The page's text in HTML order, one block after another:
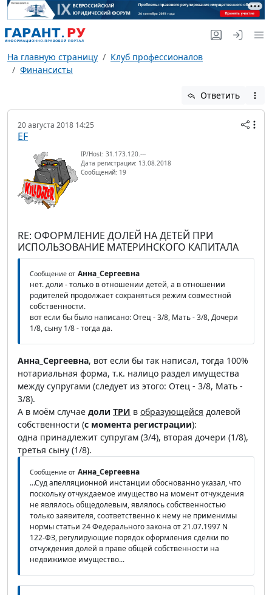
На главную страницу
Клуб профессионалов
Финансисты
Ответить
20 августа 2018 14:25
EF
IP/Host: 31.173.120.---
Дата регистрации: 13.08.2018
Сообщений: 19
RE: ОФОРМЛЕНИЕ ДОЛЕЙ НА ДЕТЕЙ ПРИ
ИСПОЛЬЗОВАНИЕ МАТЕРИНСКОГО КАПИТАЛА
Сообщение от Анна_Сергеевна
нет. доли - только в отношении детей, а в отношении
родителей продолжает сохраняться режим совместной
собственности.
вот если бы было написано: Отец - 3/8, Мать - 3/8, Дочери
1/8, сыну 1/8 - тогда да.
Анна_Сергеевна, вот если бы так написал, тогда 100%
нотариальная форма, т.к. налицо раздел имущества
между супругами (следует из этого: Отец - 3/8, Мать -
3/8).
А в моём случае доли ТРИ в образующейся долевой
собственности (с момента регистрации):
одна принадлежит супругам (3/4), вторая дочери (1/8),
третья сыну (1/8).
Сообщение от Анна_Сергеевна
...Суд апелляционной инстанции обоснованно указал, что
поскольку отчуждаемое имущество на момент отчуждения
не являлось общедолевым, являлось собственностью
только заявителя, соответственно к нему не применимы
нормы статьи 24 Федерального закона от 21.07.1997 N
122-ФЗ, регулирующие порядок оформления сделки по
отчуждения долей в праве общей собственности на
недвижимое имущество...